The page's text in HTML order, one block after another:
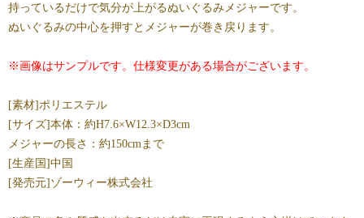
持っているだけで気分が上がるぬいぐるみメジャーです。
ぬいぐるみの中心を押すとメジャーが巻き戻ります。
※画像はサンプルです。仕様変更がある場合がございます。
[素材]ポリエステル
[サイズ]本体：約H7.6×W12.3×D3cm
メジャーの長さ：約150cmまで
[生産国]中国
[発売元]ゾーウィー株式会社